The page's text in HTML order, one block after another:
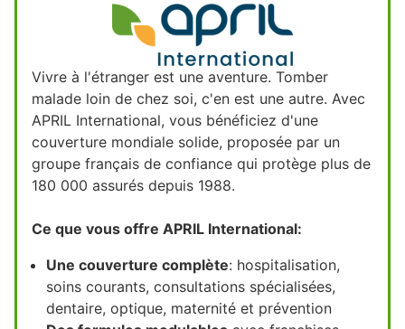
Vivre à l'étranger est une aventure. Tomber
malade loin de chez soi, c'en est une autre. Avec
APRIL International, vous bénéficiez d'une
couverture mondiale solide, proposée par un
groupe français de confiance qui protège plus de
180 000 assurés depuis 1988.
Ce que vous offre APRIL International:
Une couverture complète: hospitalisation,
soins courants, consultations spécialisées,
dentaire, optique, maternité et prévention